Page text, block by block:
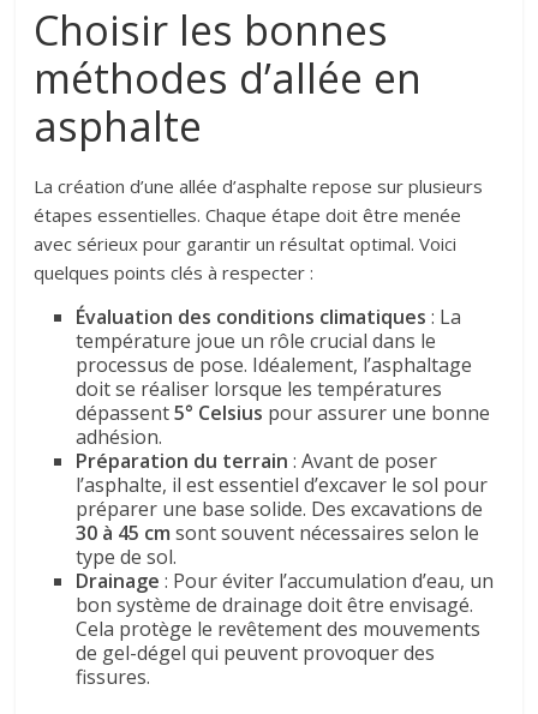
Choisir les bonnes
méthodes d’allée en
asphalte
La création d’une allée d’asphalte repose sur plusieurs
étapes essentielles. Chaque étape doit être menée
avec sérieux pour garantir un résultat optimal. Voici
quelques points clés à respecter :
Évaluation des conditions climatiques : La
température joue un rôle crucial dans le
processus de pose. Idéalement, l’asphaltage
doit se réaliser lorsque les températures
dépassent5° Celsius pour assurer une bonne
adhésion.
Préparation du terrain : Avant de poser
l’asphalte, il est essentiel d’excaver le sol pour
préparer une base solide. Des excavations de
30 à 45 cm sont souvent nécessaires selon le
type de sol.
Drainage : Pour éviter l’accumulation d’eau, un
bon système de drainage doit être envisagé.
Cela protège le revêtement des mouvements
de gel-dégel qui peuvent provoquer des
fissures.